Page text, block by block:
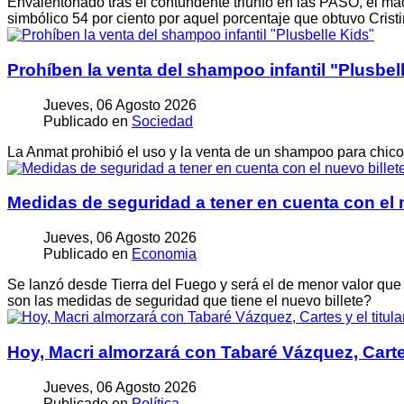
simbólico 54 por ciento por aquel porcentaje que obtuvo
Prohíben la venta del shampoo infantil
Jueves, 06 Agosto 2026
Publicado en Sociedad
La Anmat prohibió el uso y la venta de un shampoo para
Medidas de seguridad a tener en cuenta con el
Jueves, 06 Agosto 2026
Publicado en Economia
Se lanzó desde Tierra del Fuego y será el de menor valor
son las medidas de seguridad que tiene el nuevo billete?
Hoy, Macri almorzará con Tabaré Vázquez,
Jueves, 06 Agosto 2026